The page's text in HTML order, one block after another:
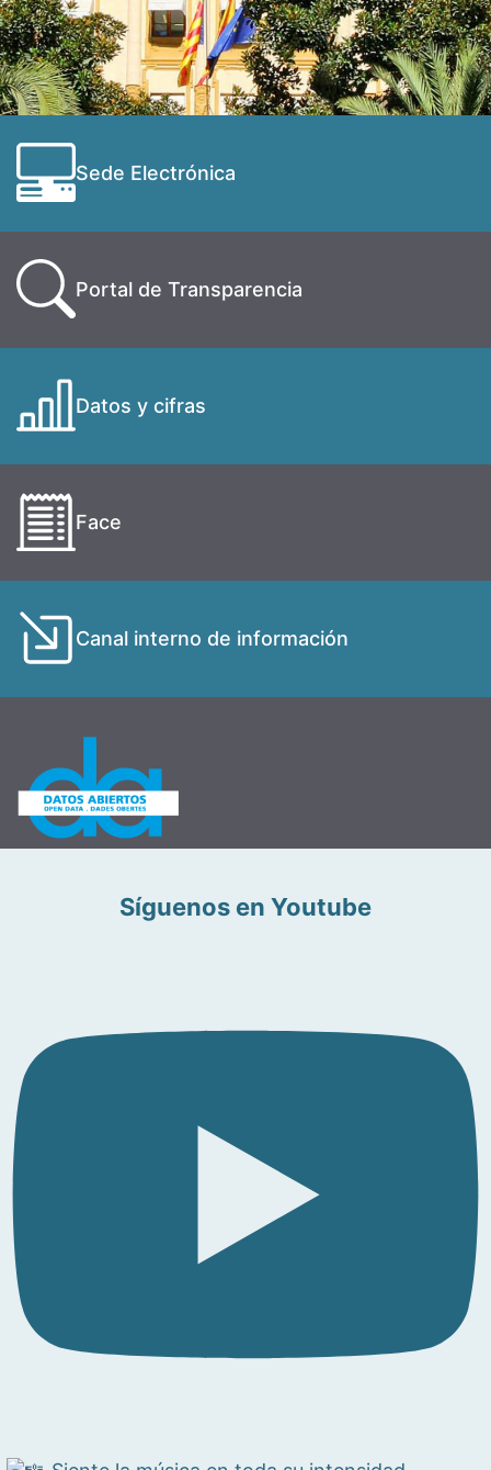
Sede Electrónica
Portal de Transparencia
Datos y cifras
Face
Canal interno de información
Síguenos en Youtube